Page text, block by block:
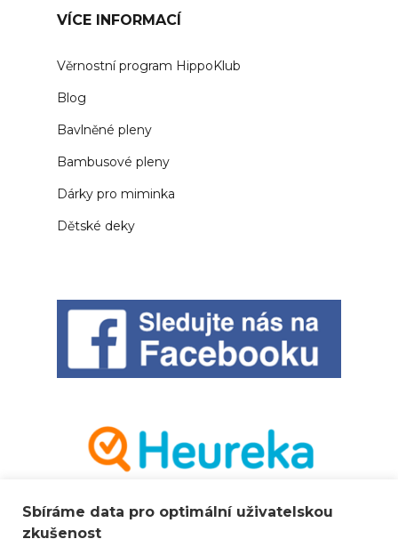
VÍCE INFORMACÍ
Věrnostní program HippoKlub
Blog
Bavlněné pleny
Bambusové pleny
Dárky pro miminka
Dětské deky
Sbíráme data pro optimální uživatelskou
zkušenost